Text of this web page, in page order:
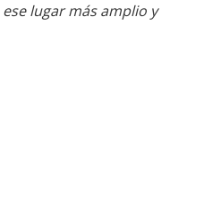
lugar más amplio y